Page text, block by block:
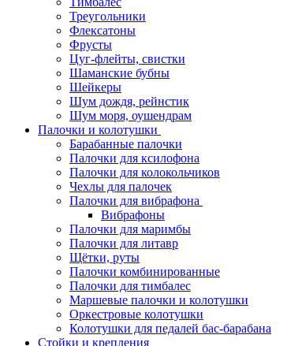
Треугольники
Флексатоны
Фрусты
Цуг-флейты, свистки
Шаманские бубны
Шейкеры
Шум дождя, рейнстик
Шум моря, оушендрам
Палочки и колотушки
Барабанные палочки
Палочки для ксилофона
Палочки для колокольчиков
Чехлы для палочек
Палочки для вибрафона
Вибрафоны
Палочки для маримбы
Палочки для литавр
Щётки, руты
Палочки комбинированные
Палочки для тимбалес
Маршевые палочки и колотушки
Оркестровые колотушки
Колотушки для педалей бас-барабана
Стойки и крепления